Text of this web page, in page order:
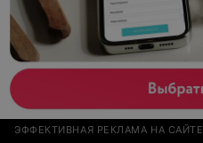
ЭФФЕКТИВНАЯ РЕКЛАМА НА САЙТЕ